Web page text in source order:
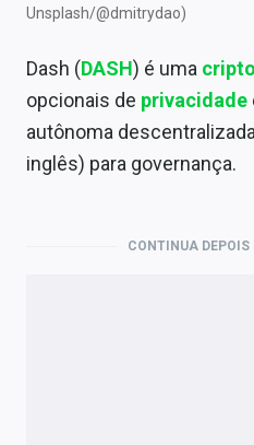
Finanças Pessoais
Mercados
Economia
Unsplash/@dmitrydao)
Dash (DASH) é uma
opcionais de privacidade
autônoma
inglês) para governança.
CONTINUA